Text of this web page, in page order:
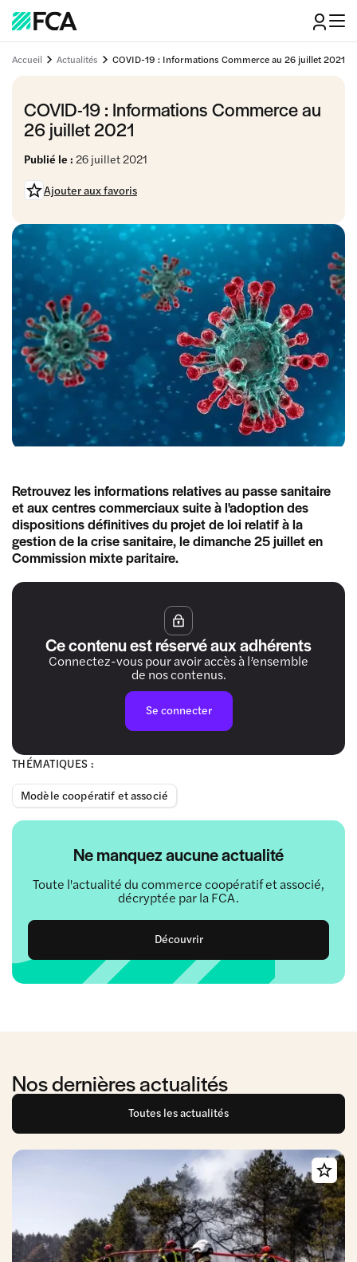
Accueil Actualités COVID-19 : Informations Commerce au 26 juillet 2021
COVID-19 : Informations Commerce au
26 juillet 2021
Publié le : 26 juillet 2021
Ajouter aux favoris
THÉMATIQUES :
Modèle coopératif et associé
Ne manquez aucune actualité
Toute l'actualité du commerce coopératif et associé,
décryptée par la FCA.
Découvrir
Retrouvez les informations relatives au passe sanitaire
et aux centres commerciaux suite à l'adoption des
dispositions définitives du projet de loi relatif à la
gestion de la crise sanitaire, le dimanche 25 juillet en
Commission mixte paritaire.
Ce contenu est réservé aux adhérents
Connectez-vous pour avoir accès à l’ensemble
de nos contenus.
Se connecter
Nos dernières actualités
Toutes les actualités